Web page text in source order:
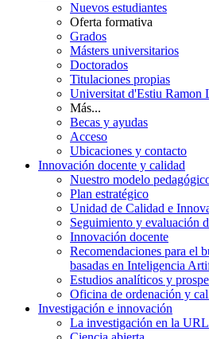
Nuevos estudiantes
Oferta formativa
Grados
Másters universitarios
Doctorados
Titulaciones propias
Universitat d'Estiu Ramon
Más...
Becas y ayudas
Acceso
Ubicaciones y contacto
Innovación docente y calidad
Nuestro modelo
Plan estratégico
Unidad de Calidad e
Seguimiento y evaluación
Innovación docente
Recomendaciones para el
basadas en Inteligencia
Estudios analíticos y
Oficina de ordenación y
Investigación e innovación
La investigación en la URL